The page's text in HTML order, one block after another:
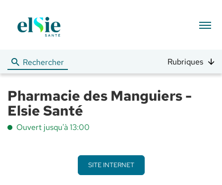
Menu
Rechercher Rubriques
Pharmacie des Manguiers -
Elsie Santé
Ouvert jusqu'à 13:00
SITE INTERNET